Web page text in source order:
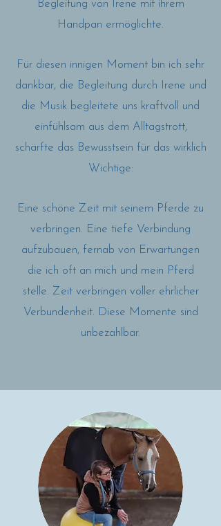
Begleitung von Irene mit ihrem
Handpan ermöglichte.
Für diesen innigen Moment bin ich sehr
dankbar, die Begleitung durch Irene und
die Musik begleitete uns kraftvoll und
einfühlsam aus dem Alltagstrott,
schärfte das Bewusstsein für das wirklich
Wichtige:
Eine schöne Zeit mit seinem Pferde zu
verbringen. Eine tiefe Verbindung
aufzubauen, fernab von Erwartungen
die ich oft an mich und mein Pferd
stelle. Zeit verbringen voller ehrlicher
Verbundenheit. Diese Momente sind
unbezahlbar.